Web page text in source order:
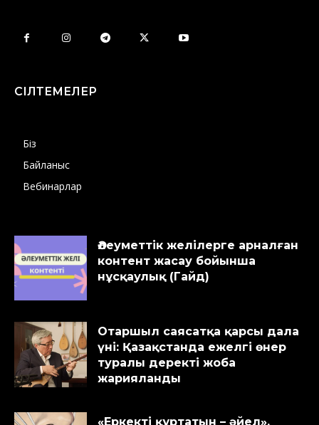
СІЛТЕМЕЛЕР
Біз
Байланыс
Вебинарлар
Әлеуметтік желілерге арналған
контент жасау бойынша
нұсқаулық (Гайд)
Отаршыл саясатқа қарсы дала
үні: Қазақстанда ежелгі өнер
туралы деректі жоба
жарияланды
«Еркекті құртатын – әйел».